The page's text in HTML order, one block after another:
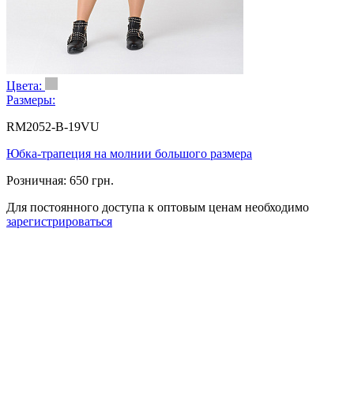
Цвета:
Размеры:
RM2052-B-19VU
Юбка-трапеция на молнии большого размера
Розничная: 650 грн.
Для постоянного доступа к оптовым ценам необходимо
зарегистрироваться